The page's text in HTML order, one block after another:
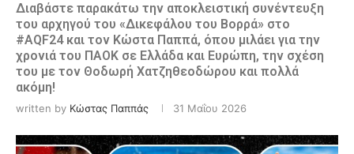
Διαβάστε παρακάτω την αποκλειστική συνέντευξη
του αρχηγού του «Δικεφάλου του Βορρά» στο
#AQF24 και τον Κώστα Παππά, όπου μιλάει για την
χρονιά του ΠΑΟΚ σε Ελλάδα και Ευρώπη, την σχέση
του με τον Θοδωρή Χατζηθεοδώρου και πολλά
ακόμη!
written by Κώστας Παππάς 31 Μαΐου 2026